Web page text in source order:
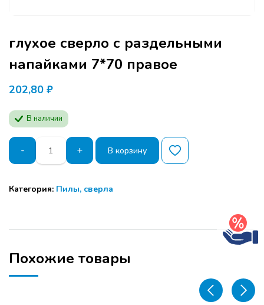
глухое сверло с раздельными
напайками 7*70 правое
202,80 ₽
В наличии
-
Количество
товара
глухое
с
7*70
+ В корзину
Категория: Пилы, сверла
Похожие товары